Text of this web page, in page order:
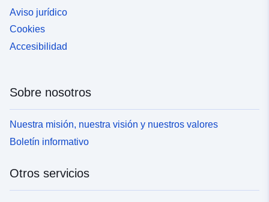
Aviso jurídico
Cookies
Accesibilidad
Sobre nosotros
Nuestra misión, nuestra visión y nuestros valores
Boletín informativo
Otros servicios